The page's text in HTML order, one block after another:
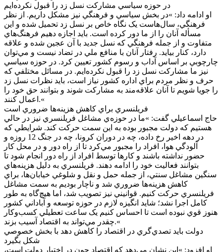
در حوزه سياسي مشارکت نسل زد را قبول نکرده‌ايم
او ادامه داد: »در بخش سياسي و فرهنگي نيز مشکل داريم. از نظر
فرهنگي، سال‌هاست يک نگاه خاص بر نسل زد تحميل شده و اين
مسأله آنان را از ما دور کرده است. بايد اجازه دهيم فرهنگ‌هاي
متفاوت و از جمله فرهنگي که نسل جديد با آن عجين شده و علاقه
دارد، کنار بيايد. رفتار آنان با منافع ملي در تضاد نيست و مي‌توان
چارچوبي بر اساس آداب و رسوم کشور تعيين کرد. در حوزه سياسي
نيز ما مشارکت نسل زد را قبول نکرده‌ايم. در مسائل مختلفي که
حرف و نظر مردم براي اداره کشور نياز است، بايد نظرات نسل زد
را جويا شويم تا آنان علاقه‌مند به مشارکت شوند و بتوانند حق خود را
اعمال کنند.«
فريلنسري براي کاهش هزينه‌ها ضروري است
حاج اسماعيلي گفت: »ما در حوزه‌ي مشاغل فريلنسري نيز در حالي
هستيم که دولت مجبور بوده به اين سمت حرکت کند. شرايطي که
در دهه اخير رخ داده، چه در دوران کرونا، چه در جنگ 12 روزه و
آلودگي هوا، افراد را مجبور مي‌کرد تا از راه دور و در محل کار
حضور نداشته باشند و کارها توسط افراد از راه دور انجام شود تا
بتوانند فعاليت خود را ادامه دهند. فريلنسري به دليل هزينه‌هاي
سنگين مشاغل سنتي، از جمله حمل و نقل و شلوغي خيابان‌ها، براي
کاهش هزينه‌ها ضروري شد و ناچار بوديم به سمت مشاغل
فريلنسري حرکت کنيم. قوانيني نيز تصويب شد، اما هيچ‌گاه به طور
کامل اجرا نشد؛ شايد انگيزه لازم در حوزه توسعه و آباداني کشور
هنوز قوي نبوده است تا احساس کنيم يک ساعت تعطيلي کسب‌وکار
چقدر مي‌تواند به اقتصاد آسيب بزند.«
دولت بايد تصدي‌گري در اقتصاد را کاهش دهد با بخش خصوصي
شکل بگيرد
او افزود: »اين نشان مي‌دهد که اقتصاد چون در اختيار دولت است،